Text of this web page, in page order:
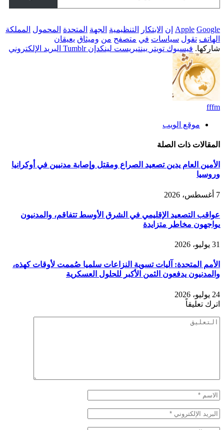
Apple Google إن الابتكار التنظيمية الجهة المتحدة المحمول المملكة
الهاتف تقول سياسات في متصفح من وميثاق يعيقان
شاركها. فيسبوك تويتر بينتيريست لينكدإن Tumblr البريد الإلكتروني
fffm
موقع الويب
المقالاتذات الصلة
الأمين العام يدين تصعيد الصراع ومقتل وإصابة مدنيين في أوكرانيا
وروسيا
عواقب التصعيد الإقليمي في الشرق الأوسط تتفاقم، والمدنيون
يواجهون مخاطر متزايدة
31 يوليو، 2026
الأمم المتحدة: آليات تسوية النزاعات سلميا صُممت لأوقات كهذه،
والمدنيون يدفعون الثمن الأكبر للحلول العسكرية
24 يوليو، 2026
اترك تعليقاً